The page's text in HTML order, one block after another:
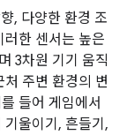
, 다양한 환경 조
한 센서는 높은
3차원 기기 움직
주변 환경의 변
들어 게임에서
울이기, 흔들기,